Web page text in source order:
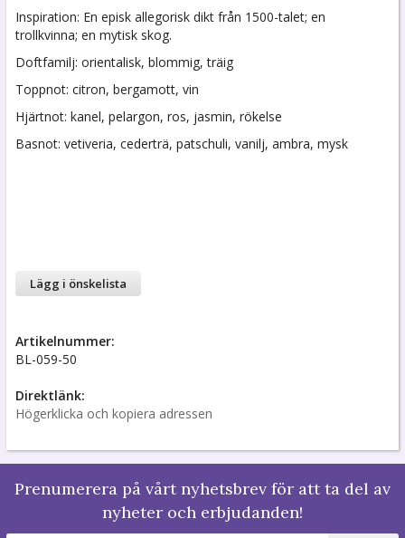
Inspiration: En episk allegorisk dikt från 1500-talet; en
trollkvinna; en mytisk skog.
Doftfamilj: orientalisk, blommig, träig
Toppnot: citron, bergamott, vin
Hjärtnot: kanel, pelargon, ros, jasmin, rökelse
Basnot: vetiveria, cederträ, patschuli, vanilj, ambra, mysk
Lägg i önskelista
Artikelnummer:
BL-059-50
Direktlänk:
Högerklicka och kopiera adressen
Prenumerera på vårt nyhetsbrev för att ta del av
nyheter och erbjudanden!